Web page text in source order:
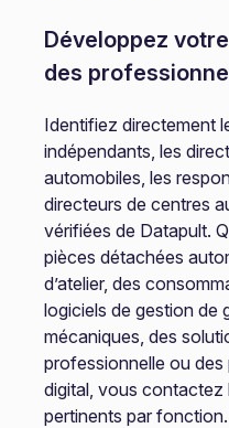
Développez
des
Identifiez directement
indépendants, les
automobiles, les
directeurs de centres
vérifiées de Datapult.
pièces détachées
d’atelier, des
logiciels de gestion de
mécaniques, des
professionnelle ou
digital, vous contactez
pertinents par fonction.